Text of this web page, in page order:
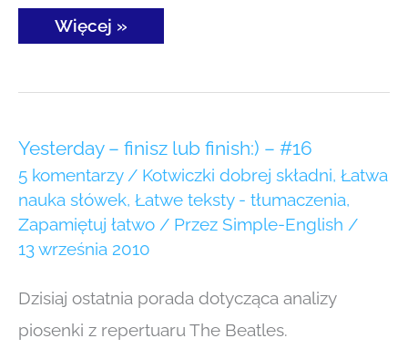
Więcej »
Yesterday – finisz lub finish:) – #16
5 komentarzy / Kotwiczki dobrej składni, Łatwa
nauka słówek, Łatwe teksty - tłumaczenia,
Zapamiętuj łatwo / Przez Simple-English /
13 września 2010
Dzisiaj ostatnia porada dotycząca analizy
piosenki z repertuaru The Beatles.
Yesterday
–
finisz
lub
finish:)
–
#16